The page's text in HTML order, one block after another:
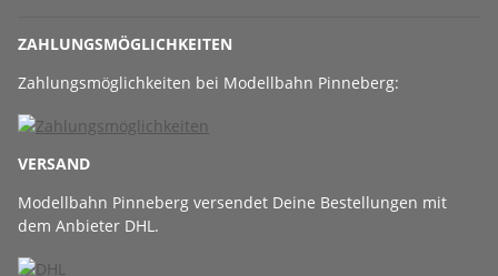
ZAHLUNGSMÖGLICHKEITEN
Zahlungsmöglichkeiten bei Modellbahn Pinneberg:
VERSAND
Modellbahn Pinneberg versendet Deine Bestellungen mit
dem Anbieter DHL.